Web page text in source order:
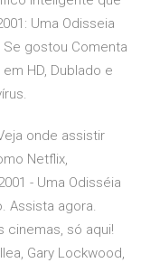
Uma Odisseia
Se gostou Comenta
HD, Dublado e
onde assistir
Netflix,
- Uma Odisséia
Assista agora.
cinemas, só aqui!
Gary Lockwood,